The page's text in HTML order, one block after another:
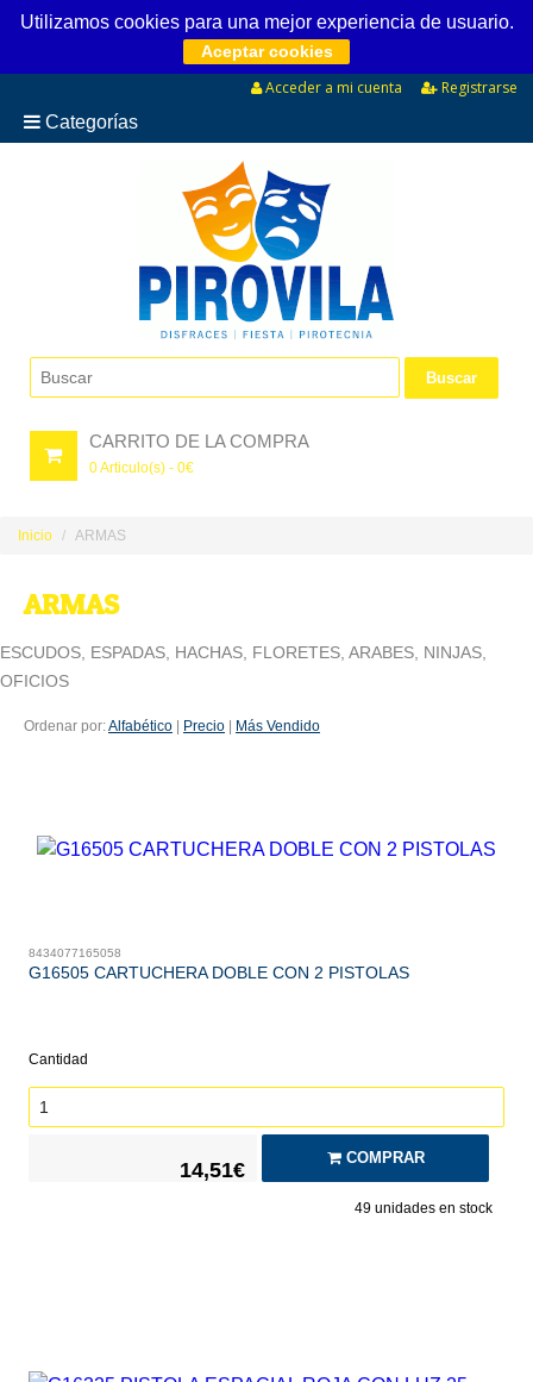
Utilizamos cookies para una mejor experiencia de usuario.
Aceptar cookies
Acceder a mi cuenta
Registrarse
Categorías
CARRITO DE LA COMPRA
0Articulo(s) - 0€
Inicio ARMAS
ARMAS
ESCUDOS, ESPADAS, HACHAS, FLORETES, ARABES, NINJAS,
OFICIOS
Ordenar por:Alfabético Precio Más Vendido
8434077165058
G16505 CARTUCHERA DOBLE CON 2 PISTOLAS
Cantidad
14,51€
COMPRAR
49unidades en stock